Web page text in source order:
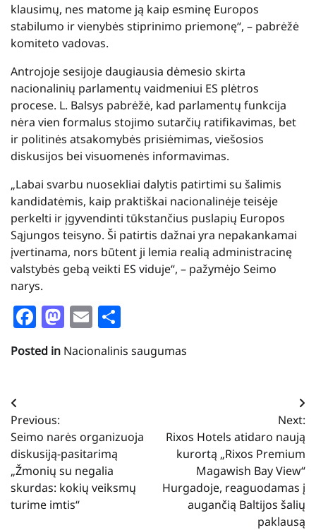
klausimų, nes matome ją kaip esminę Europos
stabilumo ir vienybės stiprinimo priemonę“, – pabrėžė
komiteto vadovas.
Antrojoje sesijoje daugiausia dėmesio skirta
nacionalinių parlamentų vaidmeniui ES plėtros
procese. L. Balsys pabrėžė, kad parlamentų funkcija
nėra vien formalus stojimo sutarčių ratifikavimas, bet
ir politinės atsakomybės prisiėmimas, viešosios
diskusijos bei visuomenės informavimas.
„Labai svarbu nuosekliai dalytis patirtimi su šalimis
kandidatėmis, kaip praktiškai nacionalinėje teisėje
perkelti ir įgyvendinti tūkstančius puslapių Europos
Sąjungos teisyno. Ši patirtis dažnai yra nepakankamai
įvertinama, nors būtent ji lemia realią administracinę
valstybės gebą veikti ES viduje“, – pažymėjo Seimo
narys.
Facebook
Mastodon
Email
Posted in Nacionalinis saugumas
Navigacija
tarp
įrašų
Previous:
Seimo narės organizuoja
diskusiją-pasitarimą
„Žmonių su negalia
skurdas: kokių veiksmų
turime imtis“
Next:
Rixos Hotels atidaro naują
kurortą „Rixos Premium
Magawish Bay View“
Hurgadoje, reaguodamas į
augančią Baltijos šalių
paklausą